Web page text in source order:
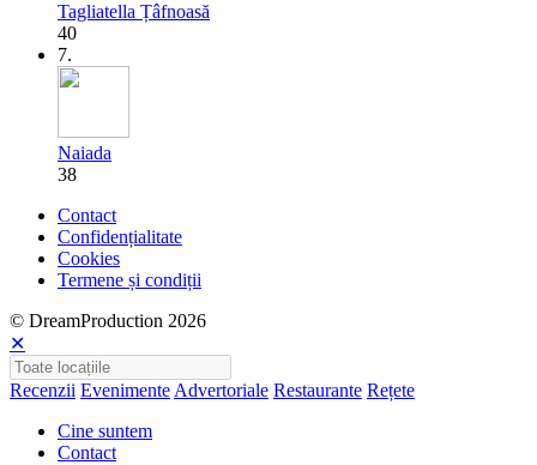
Tagliatella Țâfnoasă
40
7.
Naiada
38
Contact
Confidențialitate
Cookies
Termene și condiții
© DreamProduction 2026
✕
Recenzii EvenimenteAdvertoriale Restaurante Rețete
Cine suntem
Contact